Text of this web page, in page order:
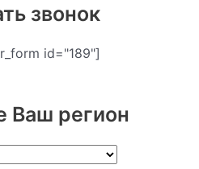
звонок
id="189"]
Ваш регион